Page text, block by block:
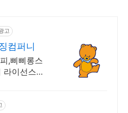
고
컴퍼니
,삐삐롱스
라이선스